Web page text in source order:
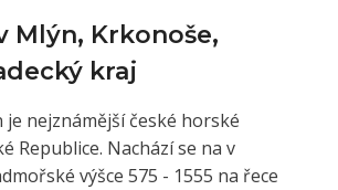
Mlýn, Krkonoše,
kraj
je nejznámější české horské
Republice. Nachází se na v
výšce 575 - 1555 na řece